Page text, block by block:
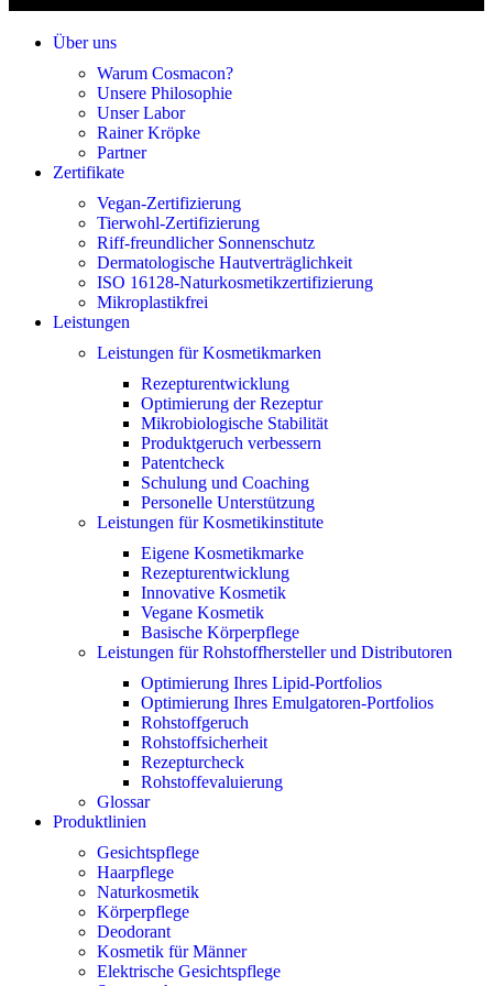
Über uns
Warum Cosmacon?
Unsere Philosophie
Unser Labor
Rainer Kröpke
Partner
Zertifikate
Vegan-Zertifizierung
Tierwohl-Zertifizierung
Riff-freundlicher Sonnenschutz
Dermatologische Hautverträglichkeit
ISO 16128-Naturkosmetikzertifizierung
Mikroplastikfrei
Leistungen
Leistungen für Kosmetikmarken
Rezepturentwicklung
Optimierung der Rezeptur
Mikrobiologische Stabilität
Produktgeruch verbessern
Patentcheck
Schulung und Coaching
Personelle Unterstützung
Leistungen für Kosmetikinstitute
Eigene Kosmetikmarke
Rezepturentwicklung
Innovative Kosmetik
Vegane Kosmetik
Basische Körperpflege
Leistungen für Rohstoffhersteller und Distributoren
Optimierung Ihres Lipid-Portfolios
Optimierung Ihres Emulgatoren-Portfolios
Rohstoffgeruch
Rohstoffsicherheit
Rezepturcheck
Rohstoffevaluierung
Glossar
Produktlinien
Gesichtspflege
Haarpflege
Naturkosmetik
Körperpflege
Deodorant
Kosmetik für Männer
Elektrische Gesichtspflege